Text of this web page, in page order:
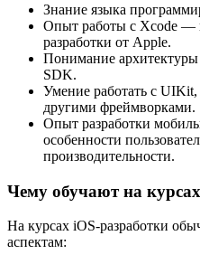
Знание языка
Опыт работы с Xcode —
разработки от Apple.
Понимание
SDK.
Умение работать с
другими фреймворками.
Опыт разработки
особенности
производительности.
Чему обучают на
На курсах iOS-разработки
аспектам: